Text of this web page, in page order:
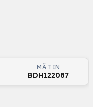
MÃ TIN
BDH122087